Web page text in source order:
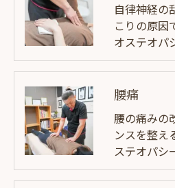
自律神経の
こりの原因
オステオパ
腰痛
腰の痛みの
ンスを整え
ステオパシ